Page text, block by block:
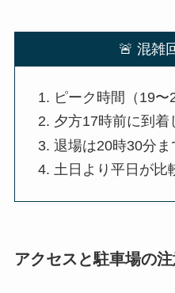
🚨 混雑
ピーク時間（19〜
夕方17時前に到着
退場は20時30分ま
土日より平日が比
アクセスと駐車場の